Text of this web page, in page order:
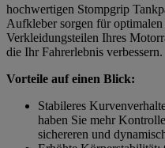
hochwertigen Stompgrip
Aufkleber sorgen für
Verkleidungsteilen Ihres
die Ihr Fahrerlebnis verbessern.
Vorteile auf einen Blick:
Stabileres
haben Sie mehr
sichereren und